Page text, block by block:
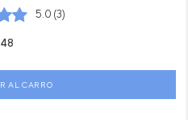
5.0 (3)
48
AL CARRO